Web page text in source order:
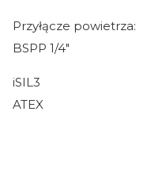
Przyłącze powietrza:
BSPP 1/4"
iSIL3
ATEX